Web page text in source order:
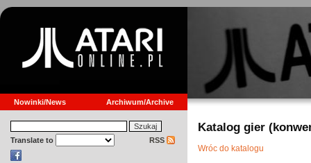
Nowinki/News Archiwum/Archive
Translate to RSS
Katalog gier
Wróc do katalogu